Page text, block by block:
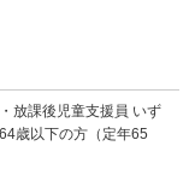
放課後児童支援員 いず
歳以下の方（定年65